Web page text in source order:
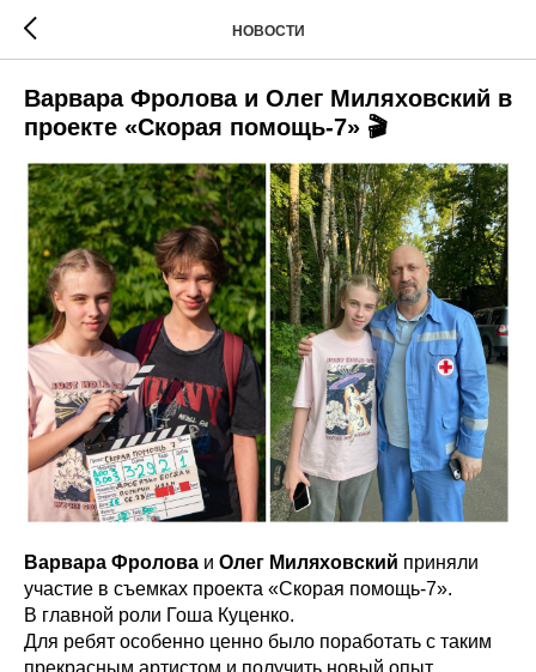
НОВОСТИ
Варвара Фролова и Олег Миляховский в
проекте «Скорая помощь-7» 🎬
Варвара Фролова и Олег Миляховский приняли
участие в съемках проекта «Скорая помощь-7».
В главной роли Гоша Куценко.
Для ребят особенно ценно было поработать с таким
прекрасным артистом и получить новый опыт.